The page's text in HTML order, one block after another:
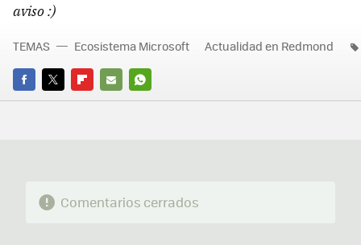
aviso :)
FACEBOOK
TWITTERFLIPBOARD
E-
WHATSAPP
TEMAS Ecosistema Microsoft Actualidad en Redmond
Comentarios cerrados